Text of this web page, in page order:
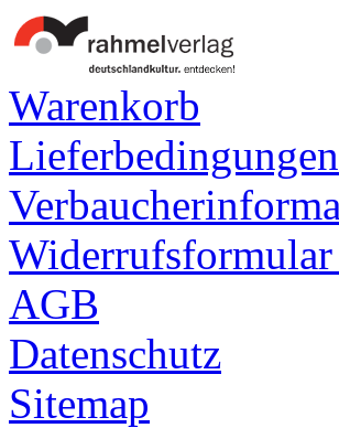
Warenkorb
Lieferbedingungen
AGB
Datenschutz
Sitemap